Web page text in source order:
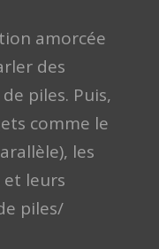
amorcée
des
piles. Puis,
comme le
les
leurs
piles/